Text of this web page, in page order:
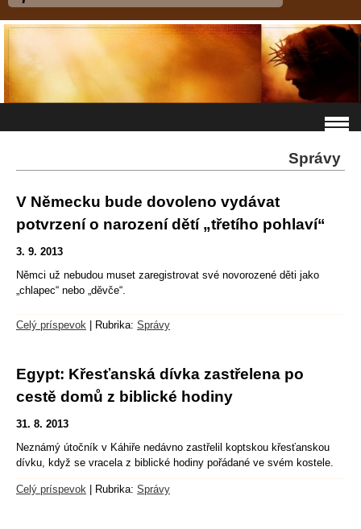
Správy
V Německu bude dovoleno vydávat
potvrzení o narození dětí „třetího pohlaví“
3. 9. 2013
Němci už nebudou muset zaregistrovat své novorozené děti jako
„chlapec“ nebo „děvče“.
Celý príspevok Rubrika: Správy
Egypt: Křesťanská dívka zastřelena po
cestě domů z biblické hodiny
31. 8. 2013
Neznámý útočník v Káhiře nedávno zastřelil koptskou křesťanskou
dívku, když se vracela z biblické hodiny pořádané ve svém kostele.
Celý príspevok Rubrika: Správy